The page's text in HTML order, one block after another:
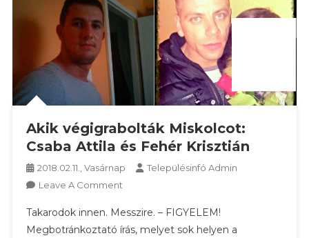
Akik végigrabolták Miskolcot:
Csaba Attila és Fehér Krisztián
2018.02.11., Vasárnap
Településinfó Admin
Leave A Comment
Végigrabolták
Miskolcot:
Takarodok innen. Messzire. – FIGYELEM!
Megbotránkoztató írás, melyet sok helyen a